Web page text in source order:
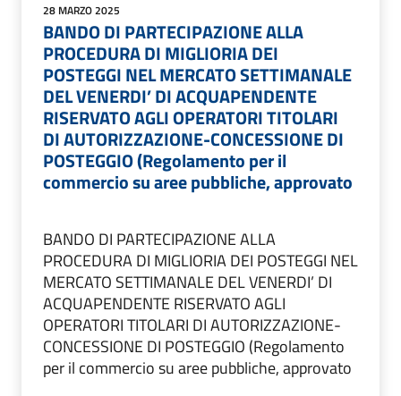
28 MARZO 2025
BANDO DI PARTECIPAZIONE ALLA
PROCEDURA DI MIGLIORIA DEI
POSTEGGI NEL MERCATO SETTIMANALE
DEL VENERDI’ DI ACQUAPENDENTE
RISERVATO AGLI OPERATORI TITOLARI
DI AUTORIZZAZIONE-CONCESSIONE DI
POSTEGGIO (Regolamento per il
commercio su aree pubbliche, approvato
BANDO DI PARTECIPAZIONE ALLA
PROCEDURA DI MIGLIORIA DEI POSTEGGI NEL
MERCATO SETTIMANALE DEL VENERDI’ DI
ACQUAPENDENTE RISERVATO AGLI
OPERATORI TITOLARI DI AUTORIZZAZIONE-
CONCESSIONE DI POSTEGGIO (Regolamento
per il commercio su aree pubbliche, approvato